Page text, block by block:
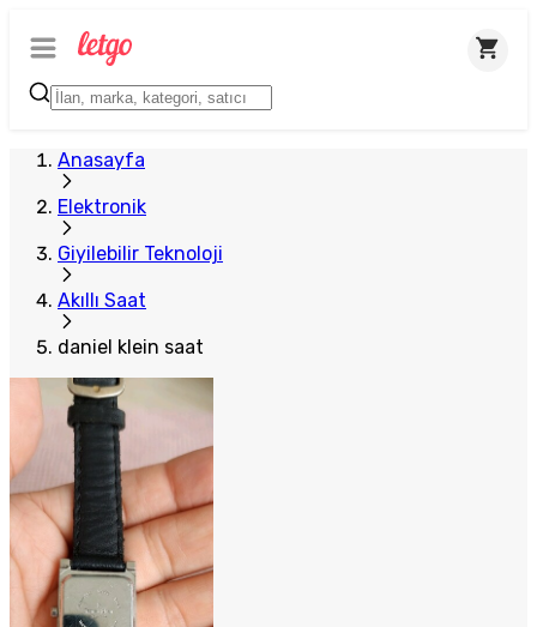
Anasayfa
Elektronik
Giyilebilir Teknoloji
Akıllı Saat
daniel klein saat